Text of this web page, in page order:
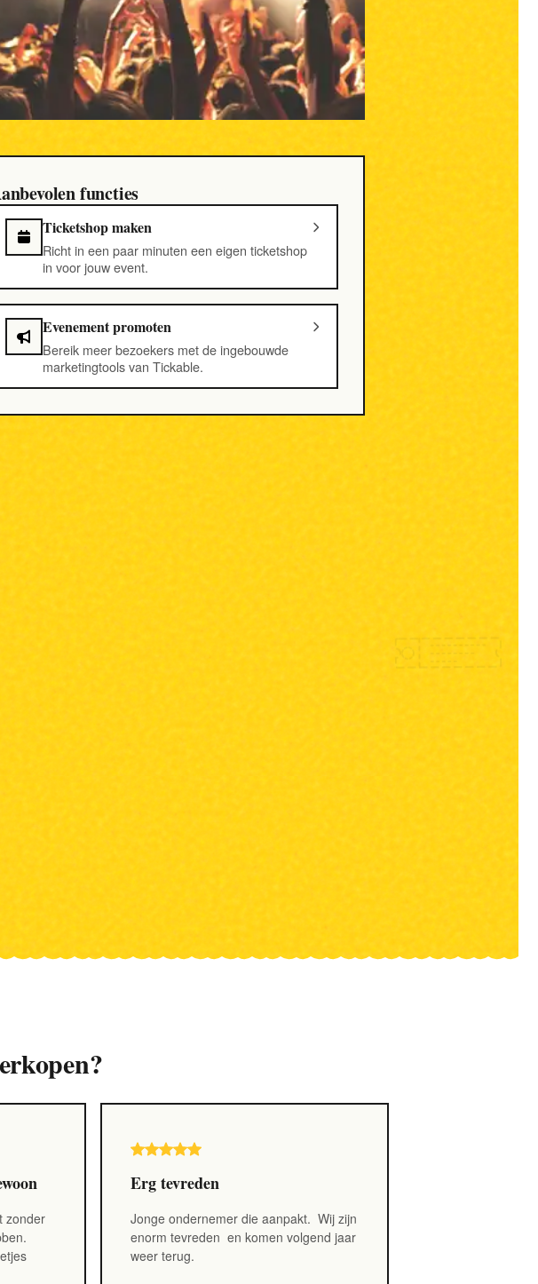
functies
Ticketshop maken
Richt in een paar minuten een eigen ticketshop
in voor jouw event.
Evenement promoten
Bereik meer bezoekers met de ingebouwde
marketingtools van Tickable.
zonder
Erg tevreden
Jonge ondernemer die aanpakt. Wij zijn
enorm tevreden en komen volgend jaar
weer terug.